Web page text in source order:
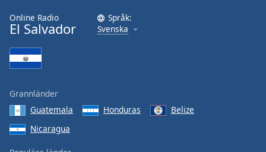
Online Radio
El Salvador
Språk:
Svenska
Grannländer
Guatemala
Honduras
Belize
Nicaragua